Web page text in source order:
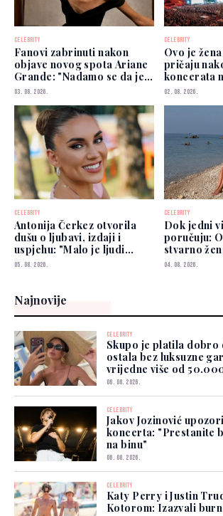
CELEBRITY
Fanovi zabrinuti nakon
objave novog spota Ariane
Grande: "Nadamo se da je
dobro"
03. 08. 2026.
CELEBRITY
Ovo je
pričaju
koncerata
02. 08. 2026.
CELEBRITY
Antonija Čerkez otvorila
dušu o ljubavi, izdaji i
uspjehu: "Malo je ljudi
kojima možete vjerovati"
05. 08. 2026.
CELEBRITY
Dok jedni
poručuju:
stvarno
04. 08. 2026.
Najnovije
CELEBRITY
Skupo je platila dobro
ostala bez luksuzne
vrijedne više od
06. 08. 2026.
CELEBRITY
Jakov Jozinović
koncerta: "Prestanite
na binu"
06. 08. 2026.
CELEBRITY
Katy Perry i Justin
Kotorom: Izazvali